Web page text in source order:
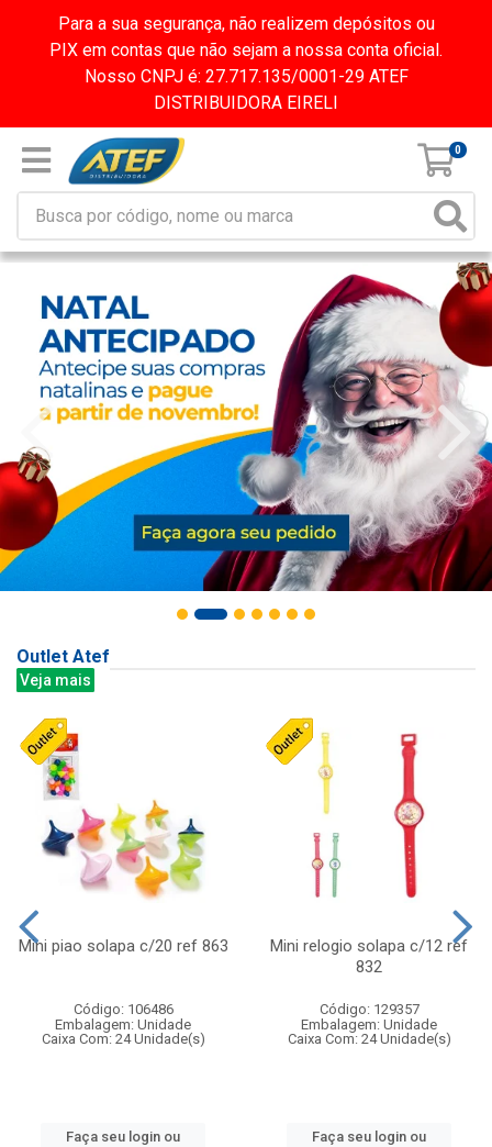
Para a sua segurança, não realizem depósitos ou
PIX em contas que não sejam a nossa conta oficial.
Nosso CNPJ é: 27.717.135/0001-29 ATEF
DISTRIBUIDORA EIRELI
0
Outlet Atef
Veja mais
Mini piao solapa c/20 ref 863
Código: 106486
Embalagem: Unidade
Caixa Com: 24 Unidade(s)
Faça seu login ou
Mini relogio solapa c/12 ref
832
Código: 129357
Embalagem: Unidade
Caixa Com: 24 Unidade(s)
Faça seu login ou